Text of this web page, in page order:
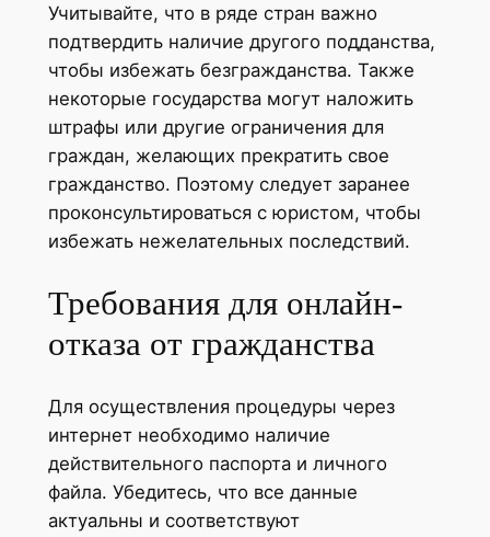
Учитывайте, что в ряде стран важно
подтвердить наличие другого подданства,
чтобы избежать безгражданства. Также
некоторые государства могут наложить
штрафы или другие ограничения для
граждан, желающих прекратить свое
гражданство. Поэтому следует заранее
проконсультироваться с юристом, чтобы
избежать нежелательных последствий.
Требования для онлайн-
отказа от гражданства
Для осуществления процедуры через
интернет необходимо наличие
действительного паспорта и личного
файла. Убедитесь, что все данные
актуальны и соответствуют